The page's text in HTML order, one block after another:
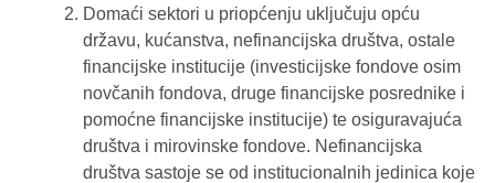
Domaći sektori u priopćenju uključuju opću
državu, kućanstva, nefinancijska društva, ostale
financijske institucije (investicijske fondove osim
novčanih fondova, druge financijske posrednike i
pomoćne financijske institucije) te osiguravajuća
društva i mirovinske fondove. Nefinancijska
društva sastoje se od institucionalnih jedinica koje